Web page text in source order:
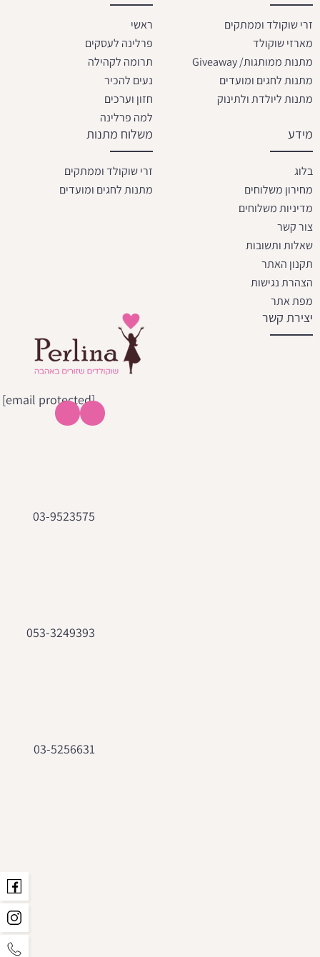
זרי שוקולד וממתקים
מארזי שוקולד
מתנות ממותגות/ Giveaway
מתנות לחגים ומועדים
מתנות ליולדת ולתינוק
ראשי
פרלינה לעסקים
תרומה לקהילה
נעים להכיר
חזון וערכים
למה פרלינה
מידע
בלוג
מחירון משלוחים
מדיניות משלוחים
צור קשר
שאלות ותשובות
תקנון האתר
הצהרת נגישות
מפת אתר
משלוח מתנות
זרי שוקולד וממתקים
מתנות לחגים ומועדים
יצירת קשר
[email protected]
03-9523575
053-3249393
03-5256631